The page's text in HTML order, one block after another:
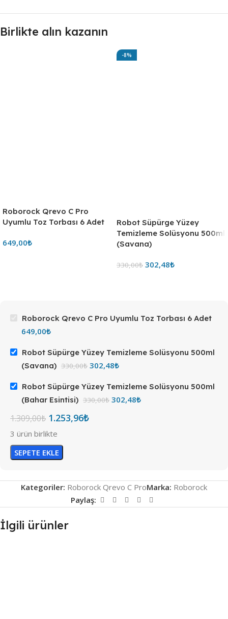
Birlikte alın kazanın
Roborock Qrevo C Pro
Uyumlu Toz Torbası 6 Adet
649,00₺
-8%
Robot Süpürge Yüzey
Temizleme Solüsyonu 500ml
(Savana)
330,00₺ 302,48₺
Roborock Qrevo C Pro Uyumlu Toz Torbası 6 Adet
649,00₺
Robot Süpürge Yüzey Temizleme Solüsyonu 500ml
(Savana) 330,00₺ 302,48₺
Robot Süpürge Yüzey Temizleme Solüsyonu 500ml
(Bahar Esintisi) 330,00₺ 302,48₺
1.309,00₺ 1.253,96₺
3 ürün birlikte
SEPETE EKLE
Kategoriler: Roborock Qrevo C ProMarka: Roborock
Paylaş:
İlgili ürünler